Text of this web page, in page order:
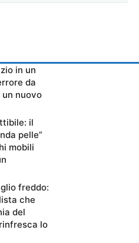
in un
da
nuovo
il
pelle”
mobili
freddo:
che
del
lo